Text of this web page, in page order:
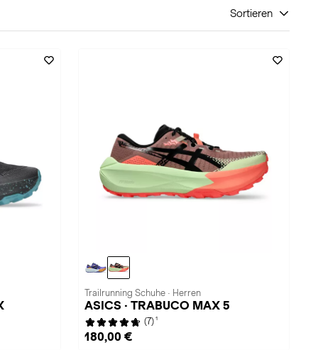
Sortieren
Trailrunning Schuhe · Herren
ASICS · TRABUCO MAX 5
(7) 1
180,00 €